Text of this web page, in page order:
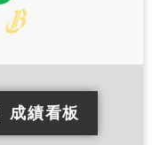
成績看板